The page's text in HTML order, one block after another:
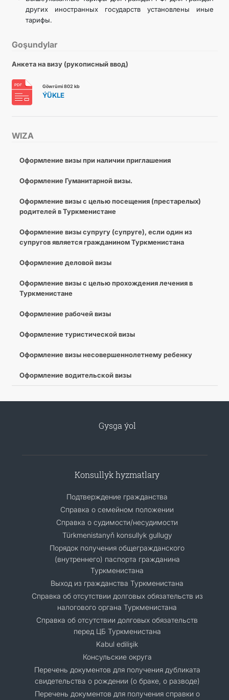
WIZA
Оформление визы при наличии приглашения
Оформление Гуманитарной визы.
Оформление визы с целью посещения (престарелых)
родителей в Туркменистане
Оформление визы супругу (супруге), если один из
супругов является гражданином Туркменистана
Оформление деловой визы
Оформление визы с целью прохождения лечения в
Туркменистане
Оформление рабочей визы
Оформление туристической визы
Оформление визы несовершеннолетнему ребенку
Оформление водительской визы
других иностранных государств установлены иные
тарифы.
Goşundylar
Анкета на визу (рукописный ввод)
Göwrümi 802 kb
ÝÜKLE
Gysga ýol
Konsullyk hyzmatlary
Подтверждение гражданства
Справка о семейном положении
Справка о судимости/несудимости
Türkmenistanyň konsullyk gullugy
Порядок получения общегражданского
(внутреннего) паспорта гражданина
Туркменистана
Выход из гражданства Туркменистана
Справка об отсутствии долговых обязательств из
налогового органа Туркменистана
Справка об отсутствии долговых обязательств
перед ЦБ Туркменистана
Kabul edilişik
Консульские округа
Перечень документов для получения дубликата
свидетельства о рождении (о браке, о разводе)
Перечень документов для получения справки о